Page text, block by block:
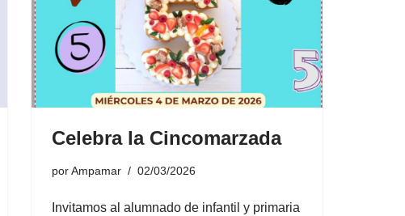
Celebra la Cincomarzada
porAmpamar 02/03/2026
Invitamos al alumnado de infantil y primaria